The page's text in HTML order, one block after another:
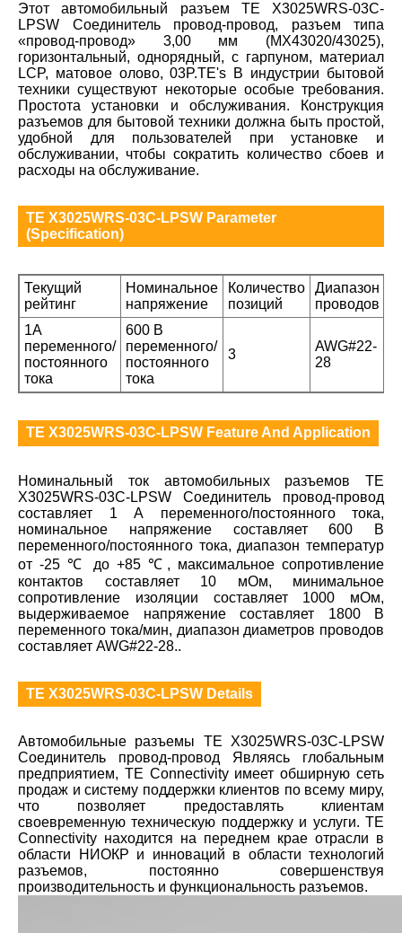
Этот автомобильный разъем TE X3025WRS-03C-
LPSW Соединитель провод-провод, разъем типа
«провод-провод» 3,00 мм (MX43020/43025),
горизонтальный, однорядный, с гарпуном, материал
LCP, матовое олово, 03P.TE's В индустрии бытовой
техники существуют некоторые особые требования.
Простота установки и обслуживания. Конструкция
разъемов для бытовой техники должна быть простой,
удобной для пользователей при установке и
обслуживании, чтобы сократить количество сбоев и
расходы на обслуживание.
TE X3025WRS-03C-LPSW Parameter
(Specification)
Текущий
рейтинг
Номинальное
напряжение
Количество
позиций
Диапазон
проводов
1А
переменного/
постоянного
тока
600 В
переменного/
постоянного
тока
3
AWG#22-
28
TE X3025WRS-03C-LPSW Feature And Application
Номинальный ток автомобильных разъемов TE
X3025WRS-03C-LPSW Соединитель провод-провод
составляет 1 А переменного/постоянного тока,
номинальное напряжение составляет 600 В
переменного/постоянного тока, диапазон температур
от -25 ℃ до +85 ℃, максимальное сопротивление
контактов составляет 10 мОм, минимальное
сопротивление изоляции составляет 1000 мОм,
выдерживаемое напряжение составляет 1800 В
переменного тока/мин, диапазон диаметров проводов
составляет AWG#22-28..
TE X3025WRS-03C-LPSW Details
Автомобильные разъемы TE X3025WRS-03C-LPSW
Соединитель провод-провод Являясь глобальным
предприятием, TE Connectivity имеет обширную сеть
продаж и систему поддержки клиентов по всему миру,
что позволяет предоставлять клиентам
своевременную техническую поддержку и услуги. TE
Connectivity находится на переднем крае отрасли в
области НИОКР и инноваций в области технологий
разъемов, постоянно совершенствуя
производительность и функциональность разъемов.